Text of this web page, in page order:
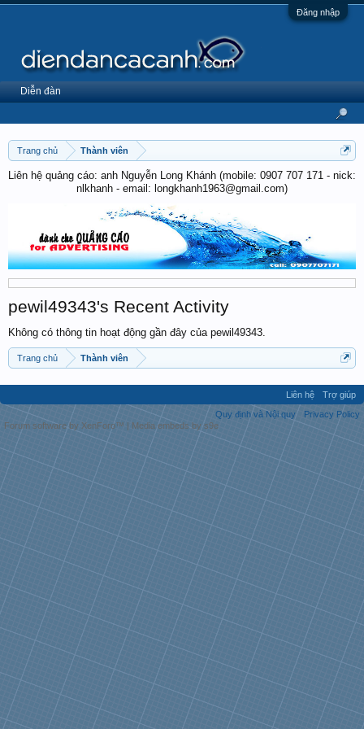
Đăng nhập
Trang chủ Thành viên
Liên hệ quảng cáo: anh Nguyễn Long Khánh (mobile: 0907 707 171 - nick:
nlkhanh - email: longkhanh1963@gmail.com)
pewil49343's Recent Activity
Không có thông tin hoạt động gần đây của pewil49343.
Trang chủ Thành viên
Diễn đàn
Liên hệ
Trợ giúp
Quy định và Nội quy
Privacy Policy
Forum software by XenForo™ | Media embeds by s9e